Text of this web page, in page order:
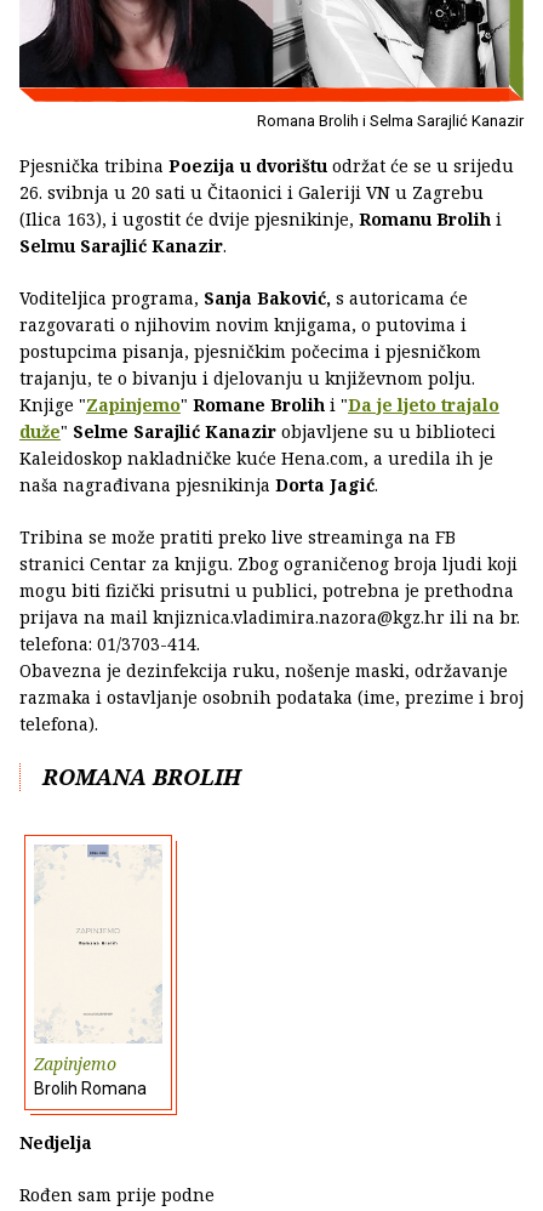
Romana Brolih i Selma Sarajlić Kanazir
Pjesnička tribina Poezija u dvorištu održat će se u srijedu
26. svibnja u 20 sati u Čitaonici i Galeriji VN u Zagrebu
(Ilica 163), i ugostit će dvije pjesnikinje, Romanu Brolih i
Selmu Sarajlić Kanazir.
Voditeljica programa, Sanja Baković, s autoricama će
razgovarati o njihovim novim knjigama, o putovima i
postupcima pisanja, pjesničkim počecima i pjesničkom
trajanju, te o bivanju i djelovanju u književnom polju.
Knjige "Zapinjemo" Romane Brolih i "Da je ljeto trajalo
duže" Selme Sarajlić Kanazir objavljene su u biblioteci
Kaleidoskop nakladničke kuće Hena.com, a uredila ih je
naša nagrađivana pjesnikinja Dorta Jagić.
Tribina se može pratiti preko live streaminga na FB
stranici Centar za knjigu. Zbog ograničenog broja ljudi koji
mogu biti fizički prisutni u publici, potrebna je prethodna
prijava na mail knjiznica.vladimira.nazora@kgz.hr ili na br.
telefona: 01/3703-414.
Obavezna je dezinfekcija ruku, nošenje maski, održavanje
razmaka i ostavljanje osobnih podataka (ime, prezime i broj
telefona).
ROMANA BROLIH
Zapinjemo
Brolih Romana
Nedjelja
Rođen sam prije podne